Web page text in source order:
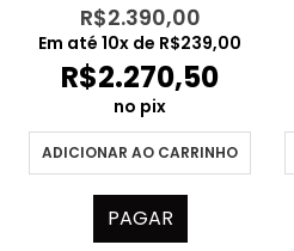
R$2.390,00
Em até 10x de R$239,00
R$2.270,50
no pix
ADICIONAR AO CARRINHO
PAGAR